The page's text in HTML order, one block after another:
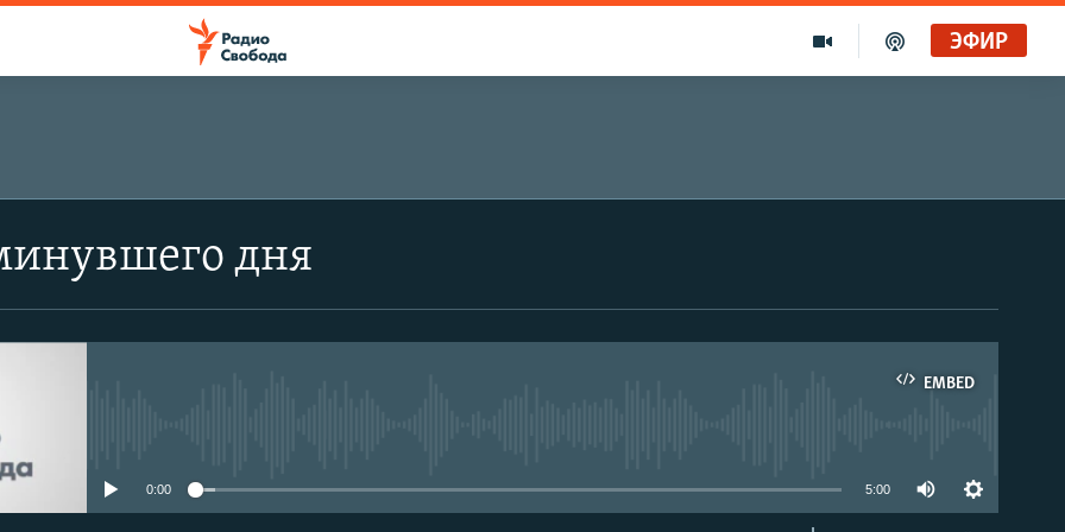
ЭФИР
дня
EMBED
0:00 5:00